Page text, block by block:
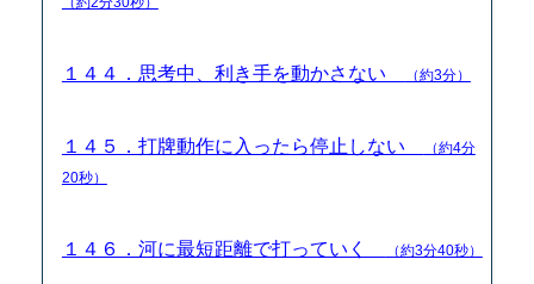
１４４．思考中、利き手を動かさない （約3分）
１４５．打牌動作に入ったら停止しない
（約4分
20秒）
１４６．河に最短距離で打っていく （約3分40秒）